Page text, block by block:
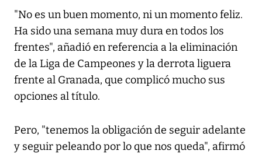
"No es un buen momento, ni un momento feliz.
Ha sido una semana muy dura en todos los
frentes", añadió en referencia a la eliminación
de la Liga de Campeones y la derrota liguera
frente al Granada, que complicó mucho sus
opciones al título.
Pero, "tenemos la obligación de seguir adelante
y seguir peleando por lo que nos queda", afirmó